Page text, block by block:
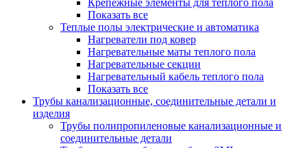
Крепежные элементы для теплого пола
Показать все
Теплые полы электрические и автоматика
Нагреватели под ковер
Нагревательные маты теплого пола
Нагревательные секции
Нагревательный кабель теплого пола
Показать все
Трубы канализационные, соединительные детали и
изделия
Трубы полипропиленовые канализационные и
соединительные детали